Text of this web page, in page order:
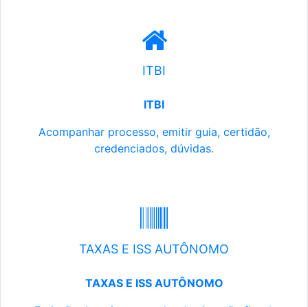
ITBI
ITBI
Acompanhar processo, emitir guia, certidão,
credenciados, dúvidas.
TAXAS E ISS AUTÔNOMO
TAXAS E ISS AUTÔNOMO